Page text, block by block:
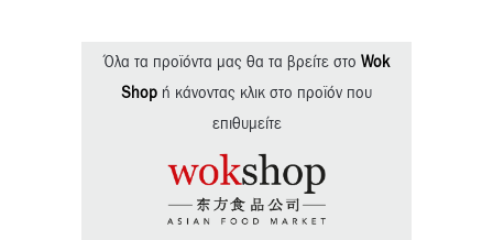
Όλα τα προϊόντα μας θα τα βρείτε στο Wok
Shop ή κάνοντας κλικ στο προϊόν που
επιθυμείτε